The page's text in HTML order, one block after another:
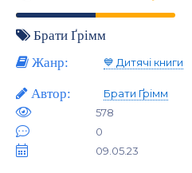
Брати Ґрімм
Жанр:
💙 Дитячі книги
Автор:
Брати Ґрімм
578
0
09.05.23